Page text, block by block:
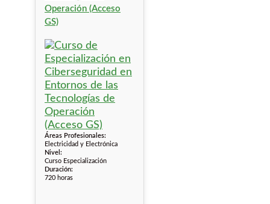
Operación (Acceso
GS)
Áreas Profesionales:
Electricidad y Electrónica
Nivel:
Curso Especialización
Duración:
720 horas